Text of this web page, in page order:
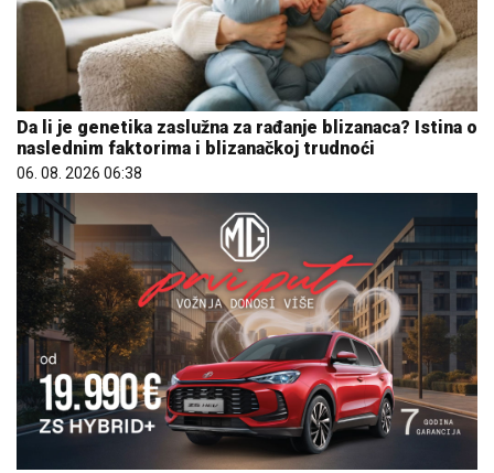
Da li je genetika zaslužna za rađanje blizanaca? Istina o
naslednim faktorima i blizanačkoj trudnoći
06. 08. 2026 06:38